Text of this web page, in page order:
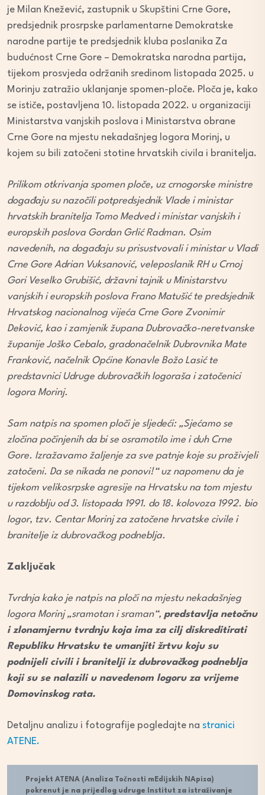
je Milan Knežević, zastupnik u Skupštini Crne Gore,
predsjednik prosrpske parlamentarne Demokratske
narodne partije te predsjednik kluba poslanika Za
budućnost Crne Gore – Demokratska narodna partija,
tijekom prosvjeda održanih sredinom listopada 2025. u
Morinju zatražio uklanjanje spomen-ploče. Ploča je, kako
se ističe, postavljena 10. listopada 2022. u organizaciji
Ministarstva vanjskih poslova i Ministarstva obrane
Crne Gore na mjestu nekadašnjeg logora Morinj, u
kojem su bili zatočeni stotine hrvatskih civila i branitelja.
Prilikom otkrivanja spomen ploče, uz crnogorske ministre
događaju su nazočili potpredsjednik Vlade i ministar
hrvatskih branitelja Tomo Medved i ministar vanjskih i
europskih poslova Gordan Grlić Radman. Osim
navedenih, na događaju su prisustvovali i ministar u Vladi
Crne Gore Adrian Vuksanović, veleposlanik RH u Crnoj
Gori Veselko Grubišić, državni tajnik u Ministarstvu
vanjskih i europskih poslova Frano Matušić te predsjednik
Hrvatskog nacionalnog vijeća Crne Gore Zvonimir
Deković, kao i zamjenik župana Dubrovačko-neretvanske
županije Joško Cebalo, gradonačelnik Dubrovnika Mate
Franković, načelnik Općine Konavle Božo Lasić te
predstavnici Udruge dubrovačkih logoraša i zatočenici
logora Morinj.
Sam natpis na spomen ploči je sljedeći: „Sjećamo se
zločina počinjenih da bi se osramotilo ime i duh Crne
Gore. Izražavamo žaljenje za sve patnje koje su proživjeli
zatočeni. Da se nikada ne ponovi!“ uz napomenu da je
tijekom velikosrpske agresije na Hrvatsku na tom mjestu
u razdoblju od 3. listopada 1991. do 18. kolovoza 1992. bio
logor, tzv. Centar Morinj za zatočene hrvatske civile i
branitelje iz dubrovačkog podneblja.
Zaključak
Tvrdnja kako je natpis na ploči na mjestu nekadašnjeg
logora Morinj „sramotan i sraman“, predstavlja netočnu
i zlonamjernu tvrdnju koja ima za cilj diskreditirati
Republiku Hrvatsku te umanjiti žrtvu koju su
podnijeli civili i branitelji iz dubrovačkog podneblja
koji su se nalazili u navedenom logoru za vrijeme
Domovinskog rata.
Detaljnu analizu i fotografije pogledajte na stranici
ATENE.
Projekt ATENA (Analiza Točnosti mEdijskih NApisa)
pokrenut je na prijedlog udruge Institut za istraživanje